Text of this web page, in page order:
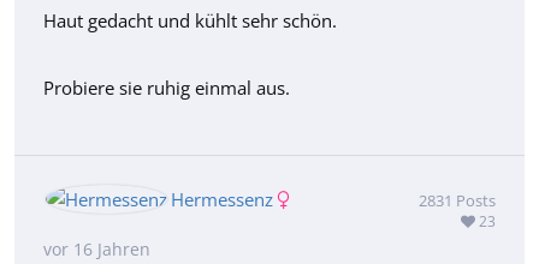
Haut gedacht und kühlt sehr schön.
Probiere sie ruhig einmal aus.
Hermessenz 2831 Posts
23
vor 16 Jahren